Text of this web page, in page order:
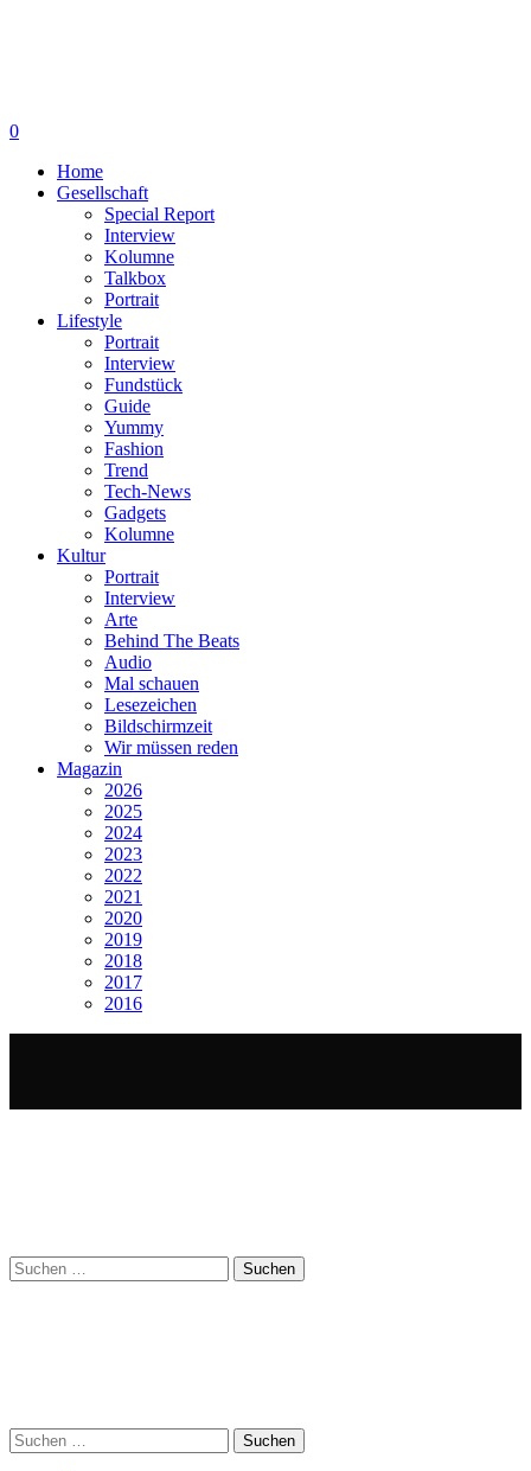
0
Home
Gesellschaft
Special Report
Interview
Kolumne
Talkbox
Portrait
Lifestyle
Portrait
Interview
Fundstück
Guide
Yummy
Fashion
Trend
Tech-News
Gadgets
Kolumne
Kultur
Portrait
Interview
Arte
Behind The Beats
Audio
Mal schauen
Lesezeichen
Bildschirmzeit
Wir müssen reden
Magazin
2026
2025
2024
2023
2022
2021
2020
2019
2018
2017
2016
Suchen
nach:
Suchen
nach: